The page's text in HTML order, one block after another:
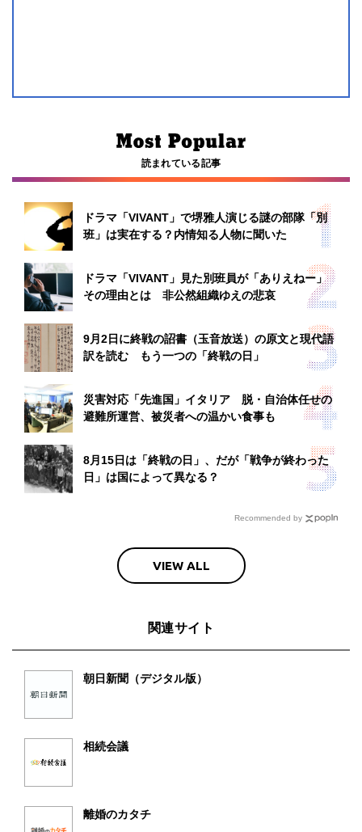
読まれている記事
ドラマ「VIVANT」で堺雅人演じる謎の部隊「別
班」は実在する？内情知る人物に聞いた
ドラマ「VIVANT」見た別班員が「ありえねー」
その理由とは 非公然組織ゆえの悲哀
9月2日に終戦の詔書（玉音放送）の原文と現代語
訳を読む もう一つの「終戦の日」
災害対応「先進国」イタリア 脱・自治体任せの
避難所運営、被災者への温かい食事も
8月15日は「終戦の日」、だが「戦争が終わった
日」は国によって異なる？
Recommended by
VIEW ALL
関連サイト
朝日新聞（デジタル版）
相続会議
離婚のカタチ